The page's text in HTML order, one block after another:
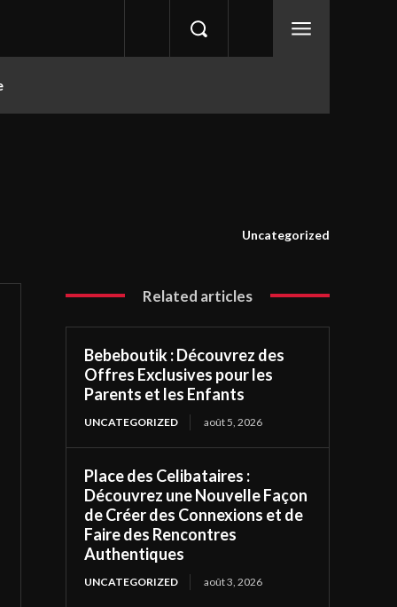
Uncategorized
Related articles
Bebeboutik : Découvrez des
Offres Exclusives pour les
Parents et les Enfants
UNCATEGORIZED août 5, 2026
Place des Celibataires :
Découvrez une Nouvelle Façon
de Créer des Connexions et de
Faire des Rencontres
Authentiques
UNCATEGORIZED août 3, 2026